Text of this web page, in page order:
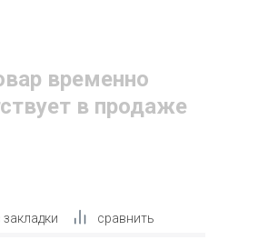
временно
в продаже
закладки сравнить